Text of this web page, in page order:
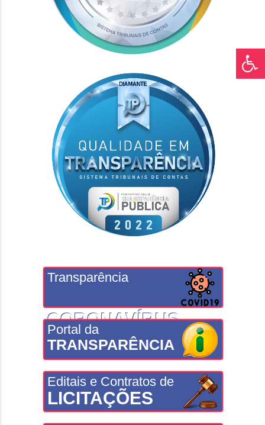
Transparência
CORONAVÍRUS
Portal da
TRANSPARÊNCIA
Editais e Contratos de
LICITAÇÕES